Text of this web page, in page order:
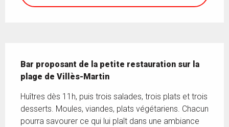
Bar proposant de la petite restauration sur la
plage de Villès-Martin
Huîtres dès 11h, puis trois salades, trois plats et trois
desserts. Moules, viandes, plats végétariens. Chacun
pourra savourer ce qui lui plaît dans une ambiance